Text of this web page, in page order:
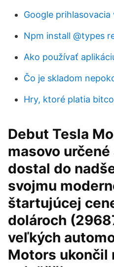
Google
Npm install @types
Ako používať
Čo je skladom
Hry, ktoré platia
Debut Tesla
masovo
dostal do
svojmu
štartujúcej
dolároch
veľkých
Motors ukončil